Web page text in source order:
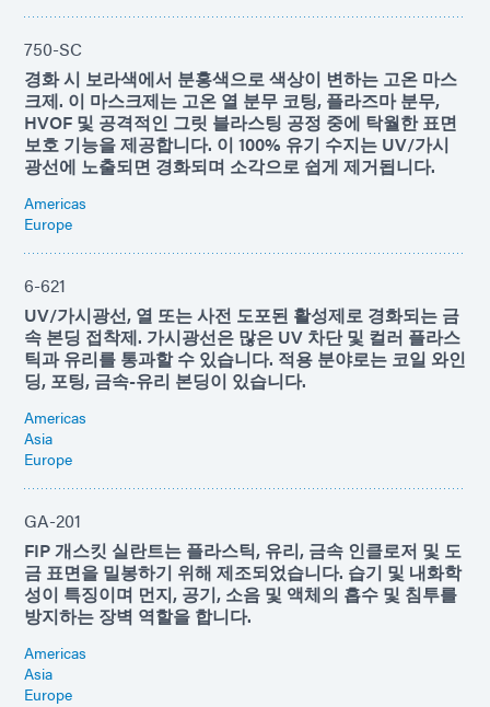
750-SC
경화 시 보라색에서 분홍색으로 색상이 변하는 고온 마스
크제. 이 마스크제는 고온 열 분무 코팅, 플라즈마 분무,
HVOF 및 공격적인 그릿 블라스팅 공정 중에 탁월한 표면
보호 기능을 제공합니다. 이 100% 유기 수지는 UV/가시
광선에 노출되면 경화되며 소각으로 쉽게 제거됩니다.
Americas
Europe
6-621
UV/가시광선, 열 또는 사전 도포된 활성제로 경화되는 금
속 본딩 접착제. 가시광선은 많은 UV 차단 및 컬러 플라스
틱과 유리를 통과할 수 있습니다. 적용 분야로는 코일 와인
딩, 포팅, 금속-유리 본딩이 있습니다.
Americas
Asia
Europe
GA-201
FIP 개스킷 실란트는 플라스틱, 유리, 금속 인클로저 및 도
금 표면을 밀봉하기 위해 제조되었습니다. 습기 및 내화학
성이 특징이며 먼지, 공기, 소음 및 액체의 흡수 및 침투를
방지하는 장벽 역할을 합니다.
Americas
Asia
Europe